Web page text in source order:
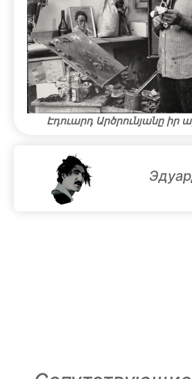
Էդուարդ Արծրունյանը իր